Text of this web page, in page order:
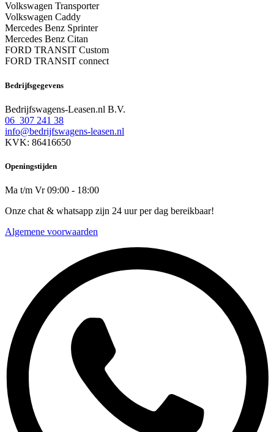
Volkswagen Transporter
Volkswagen Caddy
Mercedes Benz Sprinter
Mercedes Benz Citan
FORD TRANSIT Custom
FORD TRANSIT connect
Bedrijfsgegevens
Bedrijfswagens-Leasen.nl B.V.
06 307 241 38
info@bedrijfswagens-leasen.nl
KVK: 86416650
Openingstijden
Ma t/m Vr 09:00 - 18:00
Onze chat & whatsapp zijn 24 uur per dag bereikbaar!
Algemene voorwaarden